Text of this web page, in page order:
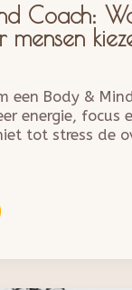
Coach:
mensen
een Body &
energie, focus
tot stress de